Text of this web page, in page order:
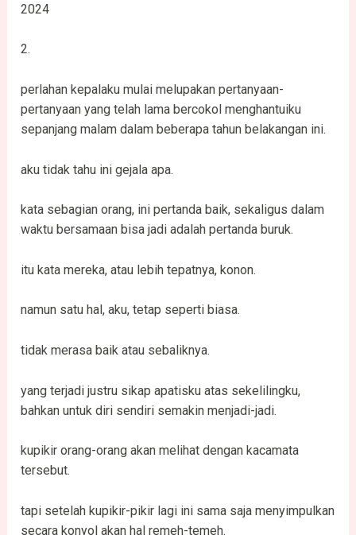
2024
2.
perlahan kepalaku mulai melupakan pertanyaan-
pertanyaan yang telah lama bercokol menghantuiku
sepanjang malam dalam beberapa tahun belakangan ini.
aku tidak tahu ini gejala apa.
kata sebagian orang, ini pertanda baik, sekaligus dalam
waktu bersamaan bisa jadi adalah pertanda buruk.
itu kata mereka, atau lebih tepatnya, konon.
namun satu hal, aku, tetap seperti biasa.
tidak merasa baik atau sebaliknya.
yang terjadi justru sikap apatisku atas sekelilingku,
bahkan untuk diri sendiri semakin menjadi-jadi.
kupikir orang-orang akan melihat dengan kacamata
tersebut.
tapi setelah kupikir-pikir lagi ini sama saja menyimpulkan
secara konyol akan hal remeh-temeh.